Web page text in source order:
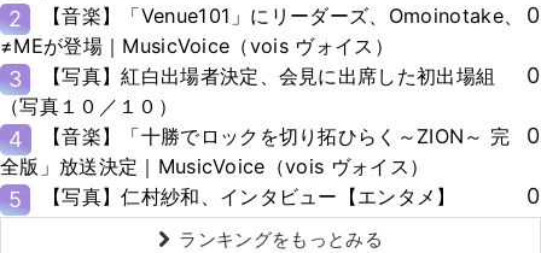
2
【音楽】「Venue101」にリーダーズ、Omoinotake、
≠MEが登場｜MusicVoice（vois ヴォイス）
0
3
【写真】紅白出場者決定、会見に出席した初出場組
（写真１０／１０）
0
4
【音楽】「十勝でロックを切り拓ひらく～ZION～ 完
全版」放送決定｜MusicVoice（vois ヴォイス）
0
5 【写真】仁村紗和、インタビュー【エンタメ】 0
ランキングをもっとみる